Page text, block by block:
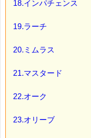
18.インパチェンス
19.ラーチ
20.ミムラス
21.マスタード
22.オーク
23.オリーブ